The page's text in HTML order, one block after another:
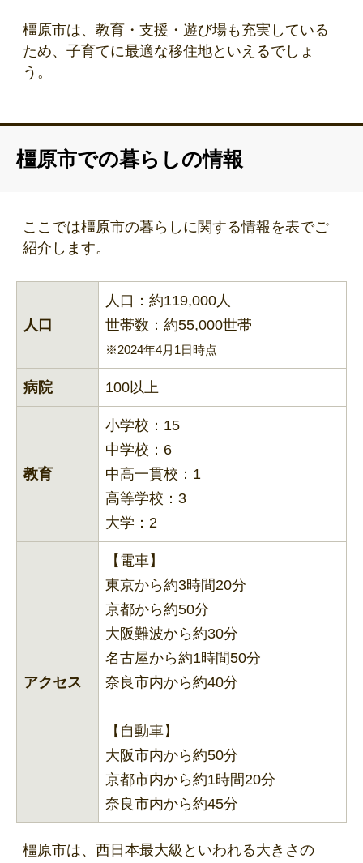
橿原市は、教育・支援・遊び場も充実している
ため、子育てに最適な移住地といえるでしょ
う。
橿原市での暮らしの情報
ここでは橿原市の暮らしに関する情報を表でご
紹介します。
人口
人口：約119,000人
世帯数：約55,000世帯
※2024年4月1日時点
病院 100以上
教育
小学校：15
中学校：6
中高一貫校：1
高等学校：3
大学：2
アクセス
【電車】
東京から約3時間20分
京都から約50分
大阪難波から約30分
名古屋から約1時間50分
奈良市内から約40分
【自動車】
大阪市内から約50分
京都市内から約1時間20分
奈良市内から約45分
橿原市は、西日本最大級といわれる大きさの